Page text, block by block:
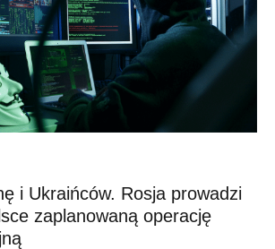
i Ukraińców. Rosja prowadzi
zaplanowaną operację